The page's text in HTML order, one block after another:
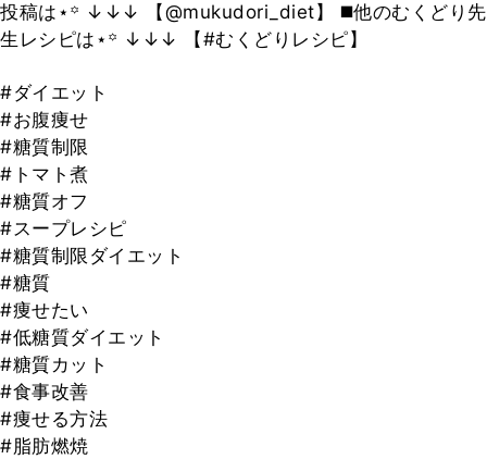
投稿は⋆꙳ ↓↓↓ 【@mukudori_diet】 ◼️他のむくどり先
生レシピは⋆꙳ ↓↓↓ 【#むくどりレシピ】
#ダイエット
#お腹痩せ
#糖質制限
#トマト煮
#糖質オフ
#スープレシピ
#糖質制限ダイエット
#糖質
#痩せたい
#低糖質ダイエット
#糖質カット
#食事改善
#痩せる方法
#脂肪燃焼